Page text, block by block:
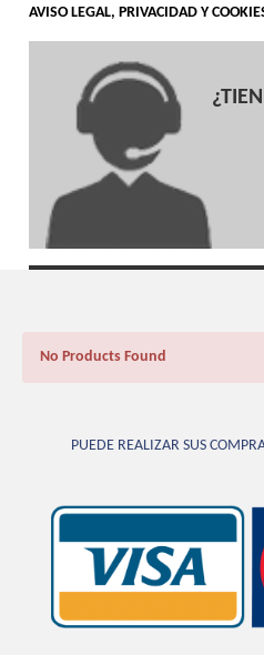
AVISO LEGAL, PRIVACIDAD Y
No Products Found
PUEDE REALIZAR SUS